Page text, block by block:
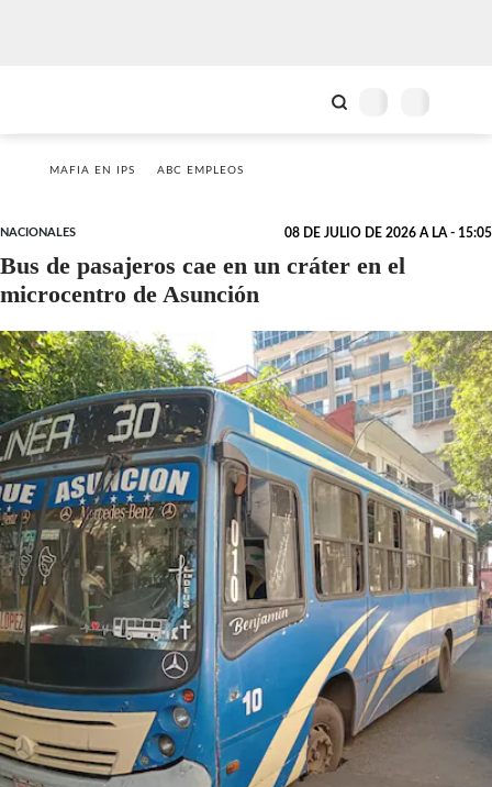
MAFIA EN IPS ABC EMPLEOS
NACIONALES 08 DE JULIO DE 2026 A LA - 15:05
Bus de pasajeros cae en un cráter en el
microcentro de Asunción